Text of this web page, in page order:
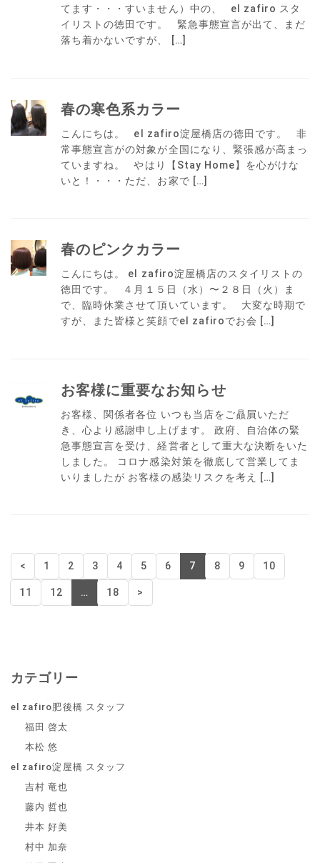
てます・・・すいません）中の、 el zafiro スタ
イリストの徳田です。 緊急事態宣言が出て、まだ
落ち着かないですが、 […]
春の寒色系カラー
こんにちは。 el zafiro淀屋橋店の徳田です。 非
常事態宣言がの対象が全国になり、緊張感が高まっ
ていますね。 やはり【Stay Home】を心がけな
いと！・・・ただ、お家で […]
春のピンクカラー
こんにちは。 el zafiro淀屋橋店のスタイリストの
徳田です。 ４月１５日（水）〜２８日（火）ま
で、臨時休業させて頂いています。 大変な時期で
すが、また皆様と笑顔でel zafiroでお会 […]
お客様に重要なお知らせ
お客様、関係者各位 いつも当店をご贔屓いただ
き、心より感謝申し上げます。 政府、自治体の緊
急事態宣言を受け、経営者として重大な決断をいた
しました。 コロナ感染対策を徹底して営業してま
いりましたが お客様の感染リスクを考え […]
< 1 2 3 4 5 6 7 8 9 10
11 12 … 18 >
カテゴリー
el zafiro肥後橋 スタッフ
福田 啓太
本松 悠
el zafiro淀屋橋 スタッフ
吉村 竜也
藤内 哲也
井本 好美
村中 加奈